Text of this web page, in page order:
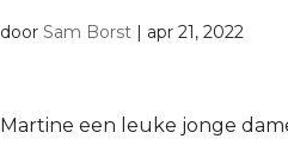
doorSam Borst | apr 21, 2022
Martine een leuke jonge